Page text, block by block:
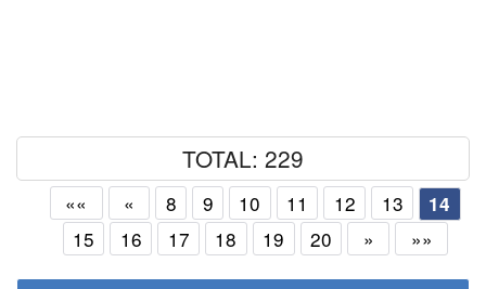
TOTAL: 229
«« « 8 9 10 11 12 13 14
15 16 17 18 19 20 » »»